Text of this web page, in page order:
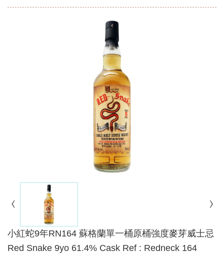
小紅蛇9年RN164 蘇格蘭單一桶原桶強度麥芽威士忌
Red Snake 9yo 61.4% Cask Ref : Redneck 164